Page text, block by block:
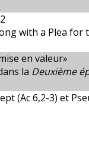
with a Plea for
en valeur»
la Deuxième
(Ac 6,2-3) et